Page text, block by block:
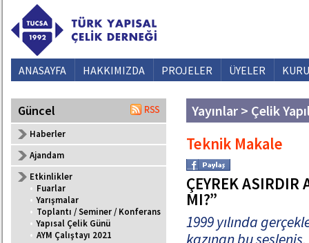
ANASAYFA HAKKIMIZDA PROJELER ÜYELER
Güncel
Haberler
Ajandam
Etkinlikler
• Fuarlar
• Yarışmalar
• Toplantı / Seminer / Konferans
• Yapısal Çelik Günü
• AYM Çalıştayı 2021
Yayınlar > Çelik
Teknik Makale
ÇEYREK ASIRDIR
MI?”
1999 yılında
kazınan bu